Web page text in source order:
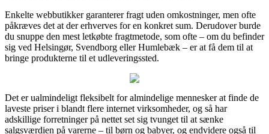
Enkelte webbutikker garanterer fragt uden omkostninger, men ofte
påkræves det at der erhverves for en konkret sum. Derudover burde
du snuppe den mest letkøbte fragtmetode, som ofte – om du befinder
sig ved Helsingør, Svendborg eller Humlebæk – er at få dem til at
bringe produkterne til et udleveringssted.
Det er ualmindeligt fleksibelt for almindelige mennesker at finde de
laveste priser i blandt flere internet virksomheder, og så har
adskillige forretninger på nettet set sig tvunget til at sænke
salgsværdien på varerne – til børn og babyer, og endvidere også til